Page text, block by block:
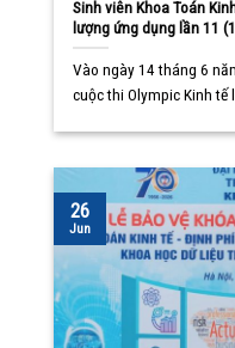
Sinh viên Khoa Toán
lượng ứng dụng lần 11
Vào ngày 14 tháng 6
cuộc thi Olympic Kinh tế
26
Jun